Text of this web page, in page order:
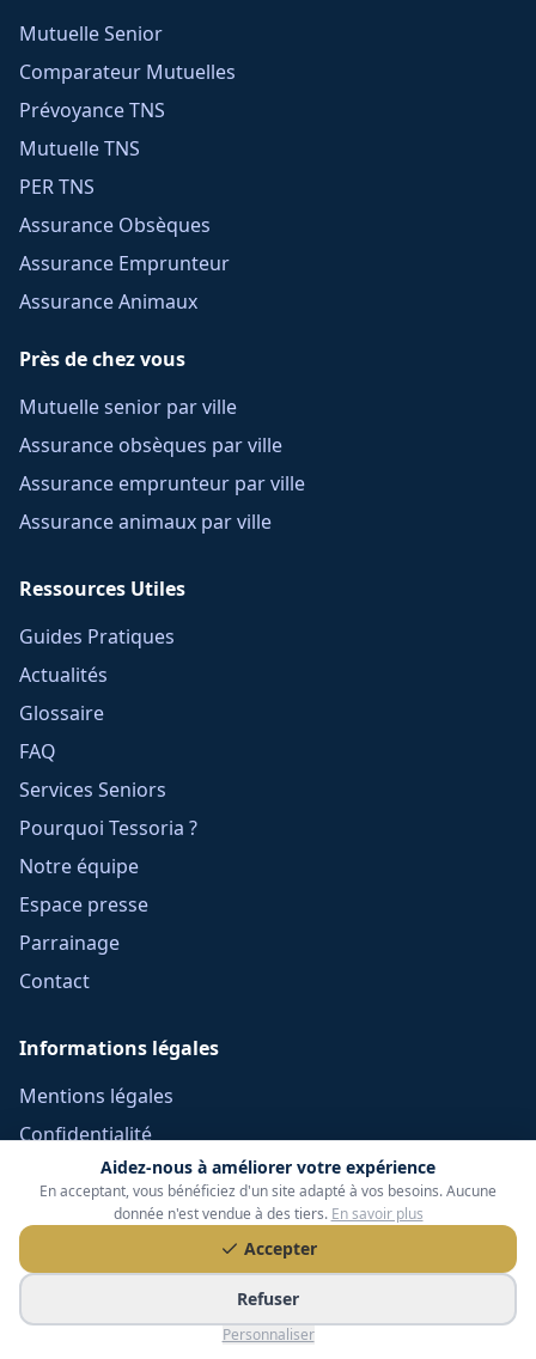
Aidez-nous à améliorer votre expérience
En acceptant, vous bénéficiez d'un site adapté à vos besoins. Aucune
donnée n'est vendue à des tiers. En savoir plus
Accepter
Refuser
Personnaliser
Mutuelle Senior
Comparateur Mutuelles
Prévoyance TNS
Mutuelle TNS
PER TNS
Assurance Obsèques
Assurance Emprunteur
Assurance Animaux
Près de chez vous
Mutuelle senior par ville
Assurance obsèques par ville
Assurance emprunteur par ville
Assurance animaux par ville
Ressources Utiles
Guides Pratiques
Actualités
Glossaire
FAQ
Services Seniors
Pourquoi Tessoria ?
Notre équipe
Espace presse
Parrainage
Contact
Informations légales
Mentions légales
Confidentialité
CGV Frais Courtage
Méthodologie